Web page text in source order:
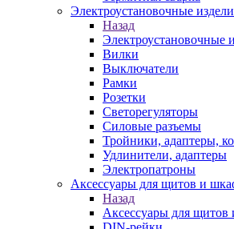
Электроустановочные
Назад
Электроустановочные
Вилки
Выключатели
Рамки
Розетки
Светорегуляторы
Силовые разъемы
Тройники, адаптеры,
Удлинители, адаптеры
Электропатроны
Аксессуары для щитов и
Назад
Аксессуары для щитов